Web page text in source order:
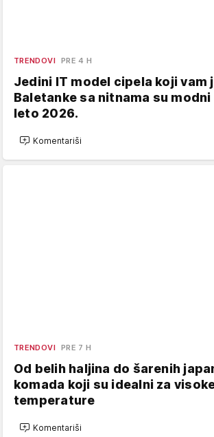
TRENDOVI PRE 4 H
Jedini IT model cipela koji vam
Baletanke sa nitnama su
leto 2026.
Komentariši
TRENDOVI PRE 7 H
Od belih haljina do šarenih
komada koji su idealni za
temperature
Komentariši